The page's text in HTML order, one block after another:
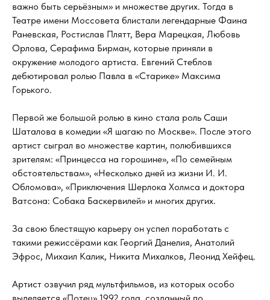
важно быть серьёзным» и множестве других. Тогда в
Театре имени Моссовета блистали легендарные Фаина
Раневская, Ростислав Плятт, Вера Марецкая, Любовь
Орлова, Серафима Бирман, которые приняли в
окружение молодого артиста. Евгений Стеблов
дебютировал ролью Павла в «Старике» Максима
Горького.
Первой же большой ролью в кино стала роль Саши
Шаталова в комедии «Я шагаю по Москве». После этого
артист сыграл во множестве картин, полюбившихся
зрителям: «Принцесса на горошине», «По семейным
обстоятельствам», «Несколько дней из жизни И. И.
Обломова», «Приключения Шерлока Холмса и доктора
Ватсона: Собака Баскервилей» и многих других.
За свою блестящую карьеру он успел поработать с
такими режиссёрами как Георгий Данелия, Анатолий
Эфрос, Михаил Калик, Никита Михалков, Леонид Хейфец.
Артист озвучил ряд мультфильмов, из которых особо